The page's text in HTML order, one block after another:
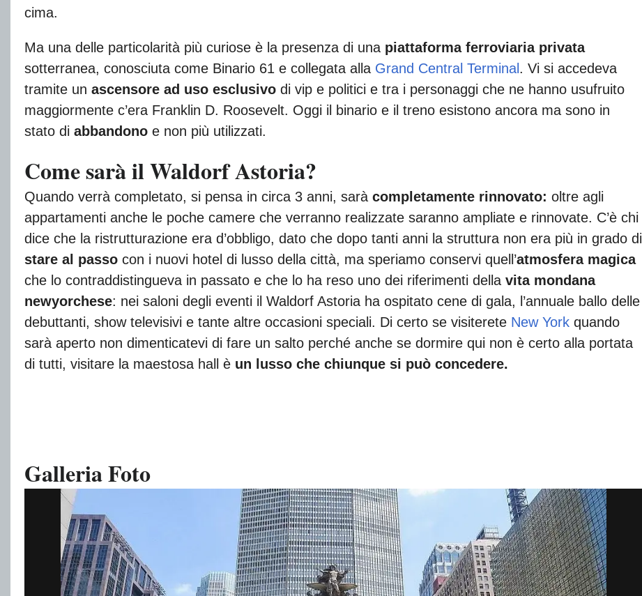
cima.
Ma una delle particolarità più curiose è la presenza di una piattaforma ferroviaria privata
sotterranea, conosciuta come Binario 61 e collegata alla Grand Central Terminal . Vi si accedeva
tramite un ascensore ad uso esclusivo di vip e politici e tra i personaggi che ne hanno usufruito
maggiormente c’era Franklin D. Roosevelt. Oggi il binario e il treno esistono ancora ma sono in
stato di abbandono e non più utilizzati.
Come sarà il Waldorf Astoria?
Quando verrà completato, si pensa in circa 3 anni, sarà completamente rinnovato: oltre agli
appartamenti anche le poche camere che verranno realizzate saranno ampliate e rinnovate. C’è chi
dice che la ristrutturazione era d’obbligo, dato che dopo tanti anni la struttura non era più in grado di
stare al passo con i nuovi hotel di lusso della città, ma speriamo conservi quell’atmosfera magica
che lo contraddistingueva in passato e che lo ha reso uno dei riferimenti della vita mondana
newyorchese: nei saloni degli eventi il Waldorf Astoria ha ospitato cene di gala, l’annuale ballo delle
debuttanti, show televisivi e tante altre occasioni speciali. Di certo se visiterete New York quando
sarà aperto non dimenticatevi di fare un salto perché anche se dormire qui non è certo alla portata
di tutti, visitare la maestosa hall è un lusso che chiunque si può concedere.
Galleria Foto